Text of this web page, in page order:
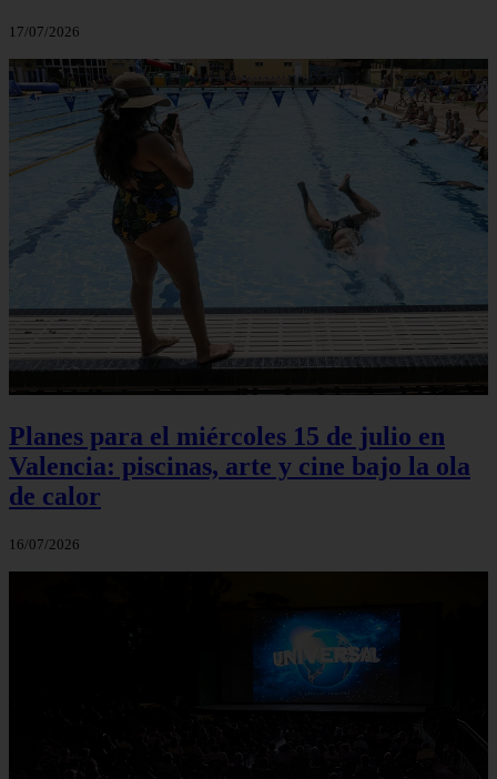
17/07/2026
Planes para el miércoles 15 de julio en
Valencia: piscinas, arte y cine bajo la ola
de calor
16/07/2026